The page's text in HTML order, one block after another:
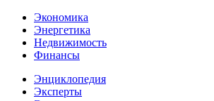
Экономика
Энергетика
Недвижимость
Финансы
Энциклопедия
Эксперты